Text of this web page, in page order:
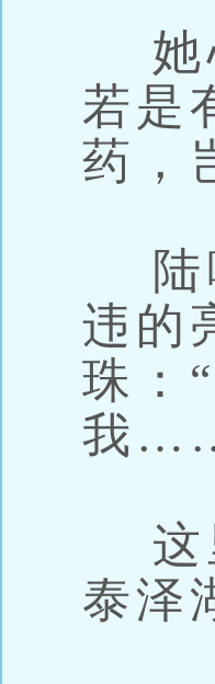
她
若是
药，
陆
违的
珠：
我
这
泰泽